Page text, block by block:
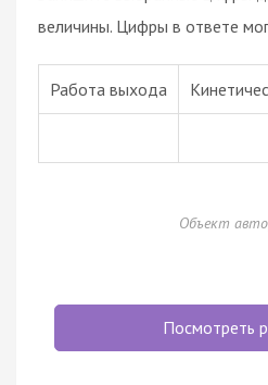
величины. Цифры в ответе
Работа выхода
Объект
Посмотреть